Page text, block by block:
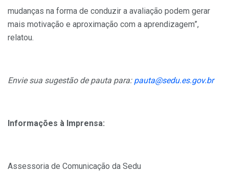
mudanças na forma de conduzir a avaliação podem gerar
mais motivação e aproximação com a aprendizagem”,
relatou.
Envie sua sugestão de pauta para: pauta@sedu.es.gov.br
Informações à Imprensa:
Assessoria de Comunicação da Sedu